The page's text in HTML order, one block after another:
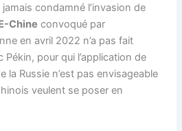
jamais condamné l’invasion de
Chine convoqué par
en avril 2022 n’a pas fait
Pékin, pour qui l’application de
la Russie n’est pas envisageable
veulent se poser en